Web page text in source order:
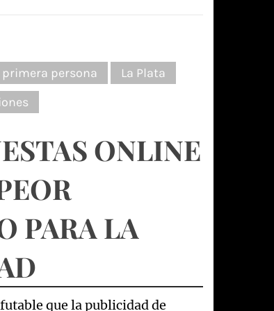
primera persona
La Plata
ONLINE
PARA LA
que la publicidad de